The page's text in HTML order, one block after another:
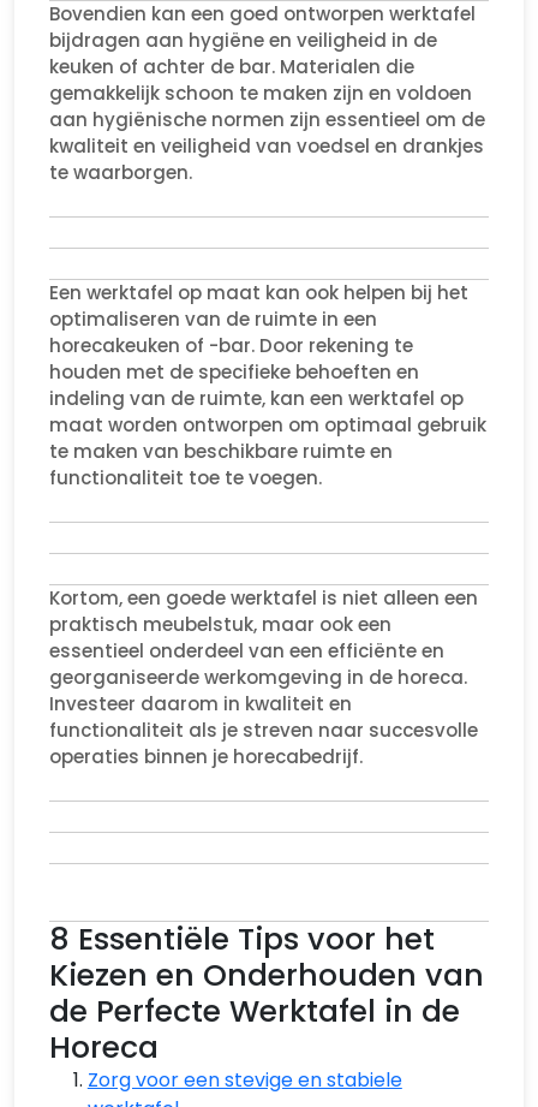
Bovendien kan een goed ontworpen werktafel
bijdragen aan hygiëne en veiligheid in de
keuken of achter de bar. Materialen die
gemakkelijk schoon te maken zijn en voldoen
aan hygiënische normen zijn essentieel om de
kwaliteit en veiligheid van voedsel en drankjes
te waarborgen.
Een werktafel op maat kan ook helpen bij het
optimaliseren van de ruimte in een
horecakeuken of -bar. Door rekening te
houden met de specifieke behoeften en
indeling van de ruimte, kan een werktafel op
maat worden ontworpen om optimaal gebruik
te maken van beschikbare ruimte en
functionaliteit toe te voegen.
Kortom, een goede werktafel is niet alleen een
praktisch meubelstuk, maar ook een
essentieel onderdeel van een efficiënte en
georganiseerde werkomgeving in de horeca.
Investeer daarom in kwaliteit en
functionaliteit als je streven naar succesvolle
operaties binnen je horecabedrijf.
8 Essentiële Tips voor het
Kiezen en Onderhouden van
de Perfecte Werktafel in de
Horeca
Zorg voor een stevige en stabiele